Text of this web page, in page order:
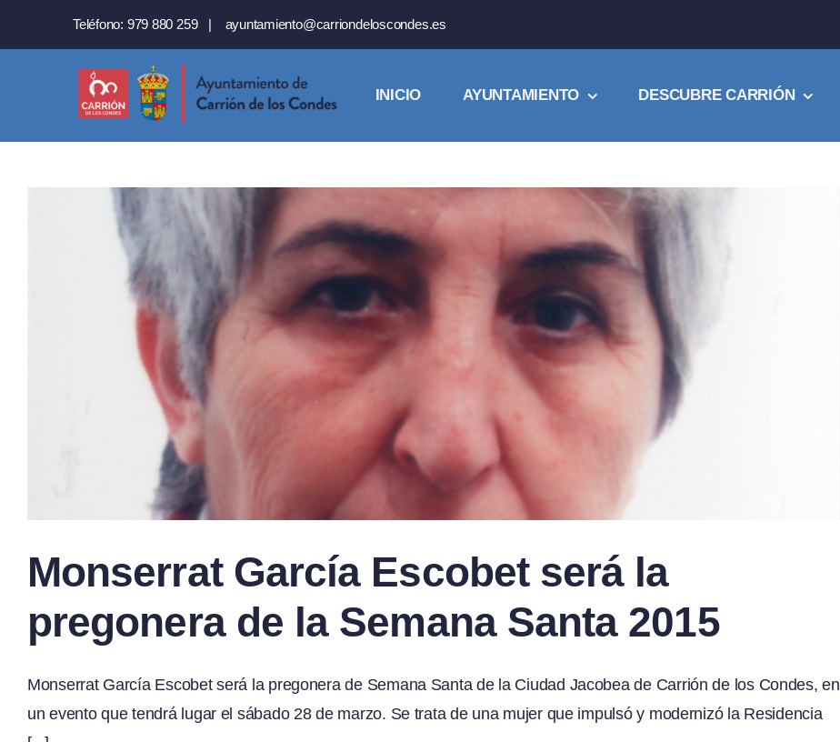
Teléfono: 979 880 259 | ayuntamiento@carriondeloscondes.es
INICIO AYUNTAMIENTO DESCUBRE CARRIÓN
Monserrat García Escobet será la
pregonera de la Semana Santa 2015
Monserrat García Escobet será la pregonera de Semana Santa de la Ciudad Jacobea de Carrión de los Condes, en
un evento que tendrá lugar el sábado 28 de marzo. Se trata de una mujer que impulsó y modernizó la Residencia